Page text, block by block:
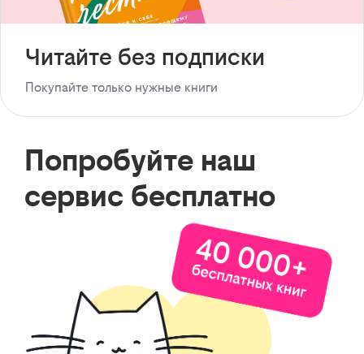
Читайте без подписки
Покупайте только нужные книги
Попробуйте наш
сервис бесплатно